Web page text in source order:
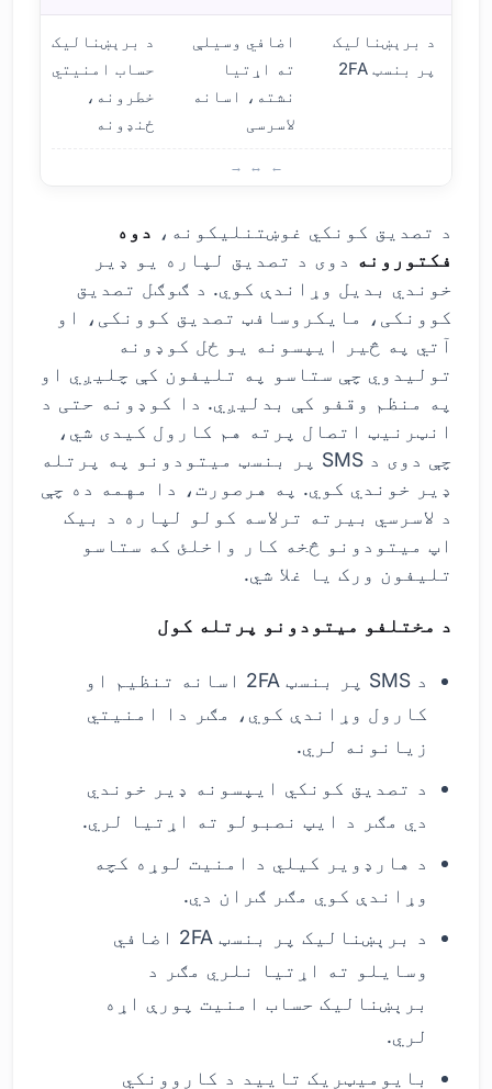
د برېښنالیک
پر بنسټ 2FA
اضافي وسیلې
ته اړتیا
نشته، اسانه
لاسرسی
د برېښنالیک
حساب امنیتي
خطرونه،
ځنډونه
د تصدیق کونکي غوښتنلیکونه، دوه
فکتورونه دوی د تصدیق لپاره یو ډیر
خوندي بدیل وړاندې کوي. د ګوګل تصدیق
کوونکی، مایکروسافټ تصدیق کوونکی، او
آتي په څیر ایپسونه یو ځل کوډونه
تولیدوي چې ستاسو په تلیفون کې چلیږي او
په منظم وقفو کې بدلیږي. دا کوډونه حتی د
انټرنیټ اتصال پرته هم کارول کیدی شي،
چې دوی د SMS پر بنسټ میتودونو په پرتله
ډیر خوندي کوي. په هرصورت، دا مهمه ده چې
د لاسرسي بیرته ترلاسه کولو لپاره د بیک
اپ میتودونو څخه کار واخلئ که ستاسو
تلیفون ورک یا غلا شي.
د مختلفو میتودونو پرتله کول
د SMS پر بنسټ 2FA اسانه تنظیم او
کارول وړاندې کوي، مګر دا امنیتي
زیانونه لري.
د تصدیق کونکي ایپسونه ډیر خوندي
دي مګر د ایپ نصبولو ته اړتیا لري.
د هارډویر کیلي د امنیت لوړه کچه
وړاندې کوي مګر ګران دي.
د برېښنالیک پر بنسټ 2FA اضافي
وسایلو ته اړتیا نلري مګر د
برېښنالیک حساب امنیت پورې اړه
لري.
بایومیټریک تایید د کاروونکي